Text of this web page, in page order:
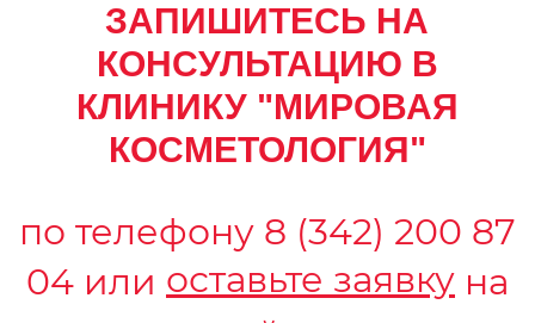
ЗАПИШИТЕСЬ НА
КОНСУЛЬТАЦИЮ В
КЛИНИКУ "МИРОВАЯ
КОСМЕТОЛОГИЯ"
по телефону 8 (342) 200 87
04 или оставьте заявку на